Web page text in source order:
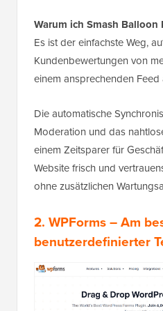
Warum ich Smash Balloon
Es ist der einfachste Weg,
Kundenbewertungen von
einem ansprechenden Feed
Die automatische
Moderation und das
einem Zeitsparer für
Website frisch und
ohne zusätzlichen
2. WPForms– Am
benutzerdefinierter